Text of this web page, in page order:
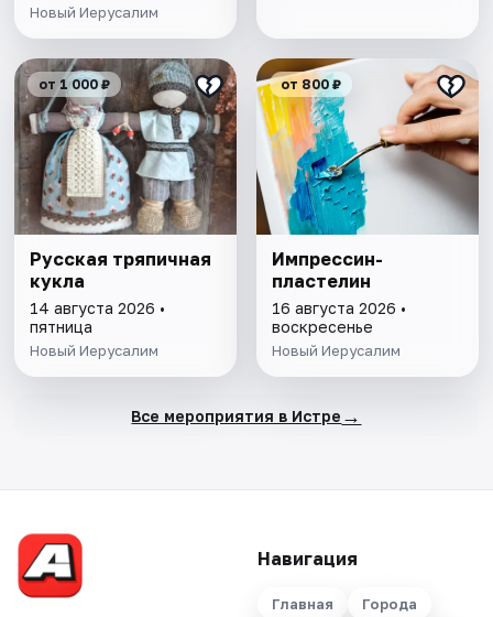
Новый Иерусалим
от 1 000 ₽
Русская тряпичная
кукла
14 августа 2026 •
пятница
Новый Иерусалим
от 800 ₽
Импрессин-
пластелин
16 августа 2026 •
воскресенье
Новый Иерусалим
Все мероприятия в Истре →
Навигация
Главная Города